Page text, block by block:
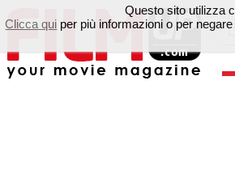
Questo sito utilizza
Clicca qui per più informazioni o per